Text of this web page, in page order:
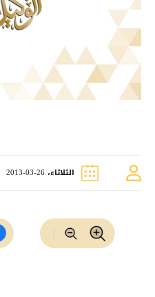
الثلاثاء، 26-03-2013